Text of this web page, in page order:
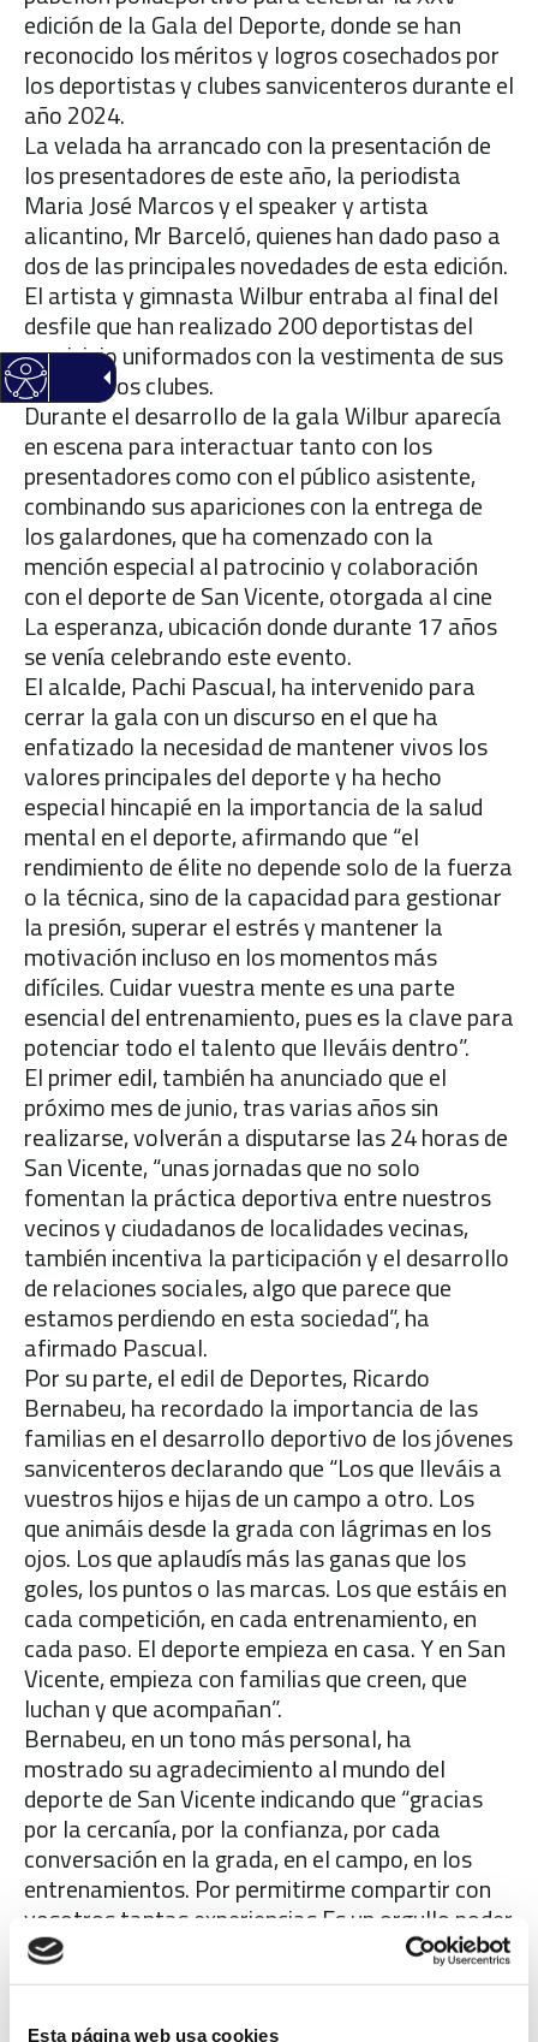
Esta página web usa cookies
edición de la Gala del Deporte, donde se han
reconocido los méritos y logros cosechados por
los deportistas y clubes sanvicenteros durante el
año 2024.
La velada ha arrancado con la presentación de
los presentadores de este año, la periodista
Maria José Marcos y el speaker y artista
alicantino, Mr Barceló, quienes han dado paso a
dos de las principales novedades de esta edición.
El artista y gimnasta Wilbur entraba al final del
desfile que han realizado 200 deportistas del
municipio uniformados con la vestimenta de sus
respectivos clubes.
Durante el desarrollo de la gala Wilbur aparecía
en escena para interactuar tanto con los
presentadores como con el público asistente,
combinando sus apariciones con la entrega de
los galardones, que ha comenzado con la
mención especial al patrocinio y colaboración
con el deporte de San Vicente, otorgada al cine
La esperanza, ubicación donde durante 17 años
se venía celebrando este evento.
El alcalde, Pachi Pascual, ha intervenido para
cerrar la gala con un discurso en el que ha
enfatizado la necesidad de mantener vivos los
valores principales del deporte y ha hecho
especial hincapié en la importancia de la salud
mental en el deporte, afirmando que “el
rendimiento de élite no depende solo de la fuerza
o la técnica, sino de la capacidad para gestionar
la presión, superar el estrés y mantener la
motivación incluso en los momentos más
difíciles. Cuidar vuestra mente es una parte
esencial del entrenamiento, pues es la clave para
potenciar todo el talento que lleváis dentro”.
El primer edil, también ha anunciado que el
próximo mes de junio, tras varias años sin
realizarse, volverán a disputarse las 24 horas de
San Vicente, “unas jornadas que no solo
fomentan la práctica deportiva entre nuestros
vecinos y ciudadanos de localidades vecinas,
también incentiva la participación y el desarrollo
de relaciones sociales, algo que parece que
estamos perdiendo en esta sociedad”, ha
afirmado Pascual.
Por su parte, el edil de Deportes, Ricardo
Bernabeu, ha recordado la importancia de las
familias en el desarrollo deportivo de los jóvenes
sanvicenteros declarando que “Los que lleváis a
vuestros hijos e hijas de un campo a otro. Los
que animáis desde la grada con lágrimas en los
ojos. Los que aplaudís más las ganas que los
goles, los puntos o las marcas. Los que estáis en
cada competición, en cada entrenamiento, en
cada paso. El deporte empieza en casa. Y en San
Vicente, empieza con familias que creen, que
luchan y que acompañan”.
Bernabeu, en un tono más personal, ha
mostrado su agradecimiento al mundo del
deporte de San Vicente indicando que “gracias
por la cercanía, por la confianza, por cada
conversación en la grada, en el campo, en los
entrenamientos. Por permitirme compartir con
vosotros tantas experiencias.Es un orgullo poder
acompañaros desde dentro y ser parte, de todo
lo que construís cada día desde los clubes, las